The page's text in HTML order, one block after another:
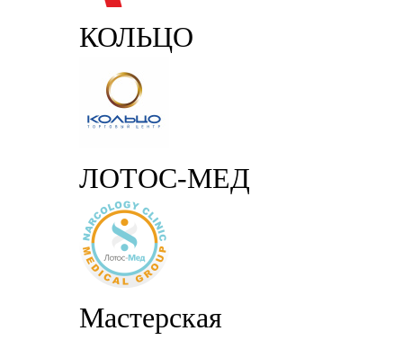
КОЛЬЦО
ЛОТОС-МЕД
Мастерская